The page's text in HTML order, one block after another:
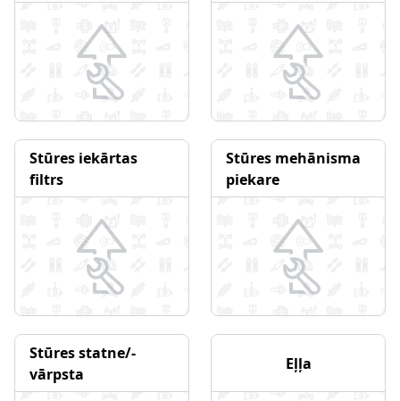
Stūres iekārtas
filtrs
Stūres mehānisma
piekare
Stūres statne/-
vārpsta
Eļļa